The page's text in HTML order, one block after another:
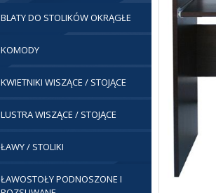
BLATY DO STOLIKÓW OKRĄGŁE
KOMODY
KWIETNIKI WISZĄCE / STOJĄCE
LUSTRA WISZĄCE / STOJĄCE
ŁAWY / STOLIKI
ŁAWOSTOŁY PODNOSZONE I